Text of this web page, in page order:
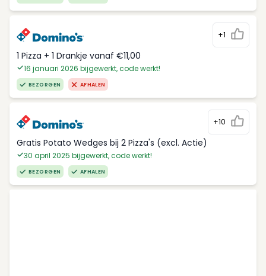
+1
1 Pizza + 1 Drankje vanaf €11,00
16 januari 2026 bijgewerkt, code werkt!
BEZORGEN AFHALEN
+10
Gratis Potato Wedges bij 2 Pizza's (excl. Actie)
30 april 2025 bijgewerkt, code werkt!
BEZORGEN AFHALEN